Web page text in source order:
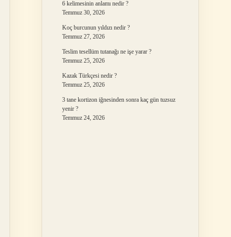
6 kelimesinin anlamı nedir ?
Temmuz 30, 2026
Koç burcunun yıldızı nedir ?
Temmuz 27, 2026
Teslim tesellüm tutanağı ne işe yarar ?
Temmuz 25, 2026
Kazak Türkçesi nedir ?
Temmuz 25, 2026
3 tane kortizon iğnesinden sonra kaç gün tuzsuz
yenir ?
Temmuz 24, 2026